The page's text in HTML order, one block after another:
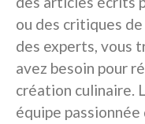
ou des critiques
des experts, vous
avez besoin pour
création culinaire.
équipe